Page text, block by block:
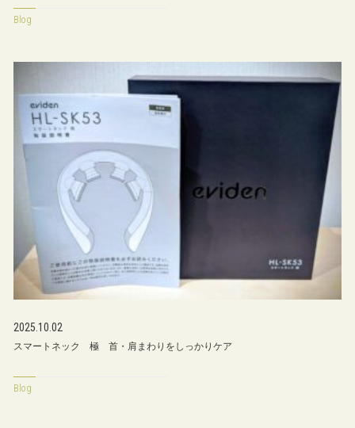
Blog
2025.10.02
スマートネック 極 首・肩まわりをしっかりケア
Blog